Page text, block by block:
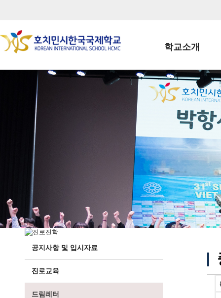
학교소개
학교장인사말
학생회장인사말
학교상징
학교 CI
교직원현황
학생현황
위치/전화
전경사진
공지사항 및 입시자료
진로교육
드림레터